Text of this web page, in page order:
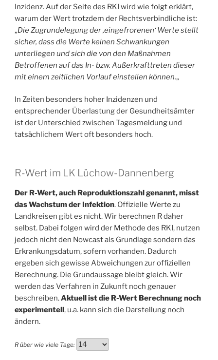
Inzidenz. Auf der Seite des RKI wird wie folgt erklärt,
warum der Wert trotzdem der Rechtsverbindliche ist:
„Die Zugrundelegung der ‚eingefrorenen‘ Werte stellt
sicher, dass die Werte keinen Schwankungen
unterliegen und sich die von den Maßnahmen
Betroffenen auf das In- bzw. Außerkrafttreten dieser
mit einem zeitlichen Vorlauf einstellen können.„
In Zeiten besonders hoher Inzidenzen und
entsprechender Überlastung der Gesundheitsämter
ist der Unterschied zwischen Tagesmeldung und
tatsächlichem Wert oft besonders hoch.
R-Wert im LK Lüchow-Dannenberg
Der R-Wert, auch Reproduktionszahl genannt, misst
das Wachstum der Infektion. Offizielle Werte zu
Landkreisen gibt es nicht. Wir berechnen R daher
selbst. Dabei folgen wird der Methode des RKI, nutzen
jedoch nicht den Nowcast als Grundlage sondern das
Erkrankungsdatum, sofern vorhanden. Dadurch
ergeben sich gewisse Abweichungen zur offiziellen
Berechnung. Die Grundaussage bleibt gleich. Wir
werden das Verfahren in Zukunft noch genauer
beschreiben.Aktuell ist die R-Wert Berechnung noch
experimentell, u.a. kann sich die Darstellung noch
ändern.
R über wie viele Tage: